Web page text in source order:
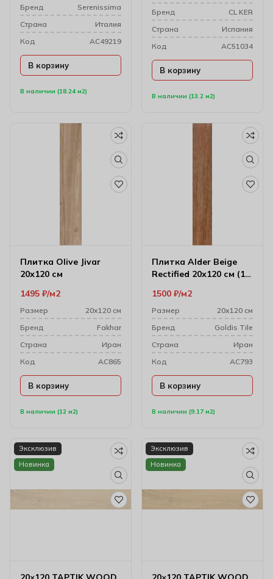
В наличии (18.24 м2)
Бренд
Serenissima
Cтрана
Италия
Код
AC49219
В корзину
В наличии (13.2 м2)
Бренд
CL KER
Cтрана
Испания
Код
AC51034
В корзину
Плитка Olive Jivar
20х120 см
В наличии (12 м2)
1495 ₽ м2
Размер
20х120 см
Бренд
Fakhar
Cтрана
Иран
Код
AC865
В корзину
Плитка Alder Beige
Rectified 20х120 см (10
В наличии (9.17 м2)
1500 ₽ м2
Размер
20х120 см
Бренд
Goldis Tile
Cтрана
Иран
Код
AC793
В корзину
Эксклюзив
Новинка
Эксклюзив
Новинка